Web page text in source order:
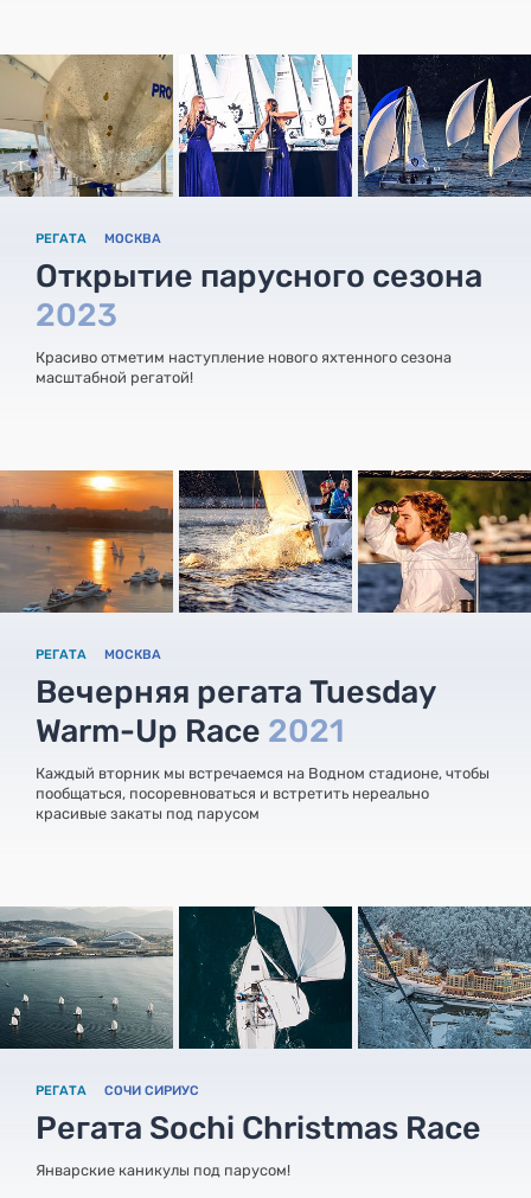
РЕГАТА МОСКВА
Открытие парусного сезона
2023
Красиво отметим наступление нового яхтенного сезона
масштабной регатой!
РЕГАТА МОСКВА
Вечерняя регата Tuesday
Warm-Up Race 2021
Каждый вторник мы встречаемся на Водном стадионе, чтобы
пообщаться, посоревноваться и встретить нереально
красивые закаты под парусом
РЕГАТА СОЧИ СИРИУС
Регата Sochi Christmas Race
Январские каникулы под парусом!